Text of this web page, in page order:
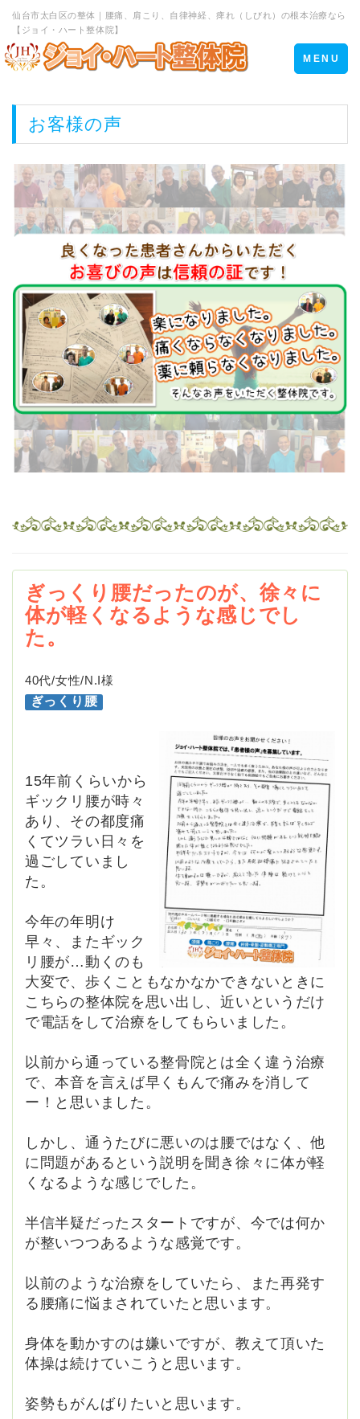
仙台市太白区の整体｜腰痛、肩こり、自律神経、痺れ（しびれ）の根本治療なら
【ジョイ・ハート整体院】
Toggle
navigation
MENU
お客様の声
ぎっくり腰だったのが、徐々に
体が軽くなるような感じでし
た。
40代/女性/N.I様
ぎっくり腰
15年前くらいから
ギックリ腰が時々
あり、その都度痛
くてツラい日々を
過ごしていまし
た。
今年の年明け
早々、またギック
リ腰が…動くのも
大変で、歩くこともなかなかできないときに
こちらの整体院を思い出し、近いというだけ
で電話をして治療をしてもらいました。
以前から通っている整骨院とは全く違う治療
で、本音を言えば早くもんで痛みを消して
ー！と思いました。
しかし、通うたびに悪いのは腰ではなく、他
に問題があるという説明を聞き徐々に体が軽
くなるような感じでした。
半信半疑だったスタートですが、今では何か
が整いつつあるような感覚です。
以前のような治療をしていたら、また再発す
る腰痛に悩まされていたと思います。
身体を動かすのは嫌いですが、教えて頂いた
体操は続けていこうと思います。
姿勢もがんばりたいと思います。